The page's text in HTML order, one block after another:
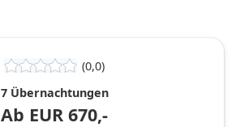
(0,0)
7 Übernachtungen
Ab EUR 670,-